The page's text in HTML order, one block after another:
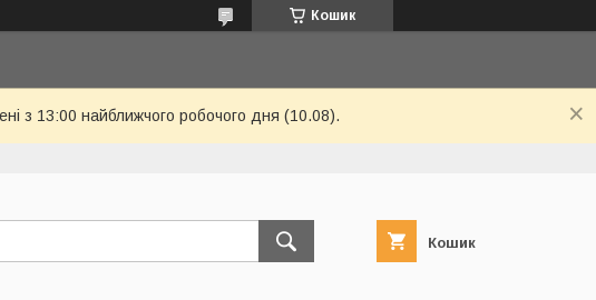
Кошик
з 13:00 найближчого робочого дня (10.08).
Кошик